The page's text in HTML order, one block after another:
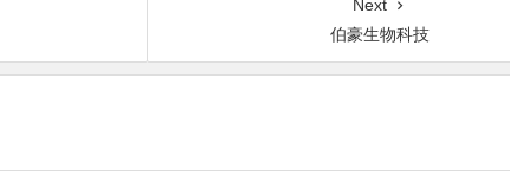
Next
伯豪生物科技